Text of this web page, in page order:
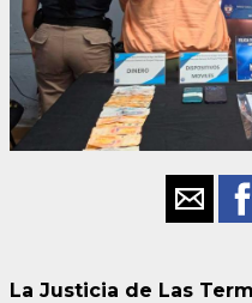
La Justicia de Las